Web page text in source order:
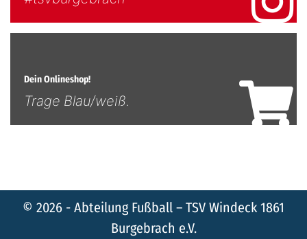
Dein Onlineshop!
Trage Blau/weiß.
© 2026 - Abteilung Fußball – TSV Windeck 1861
Burgebrach e.V.